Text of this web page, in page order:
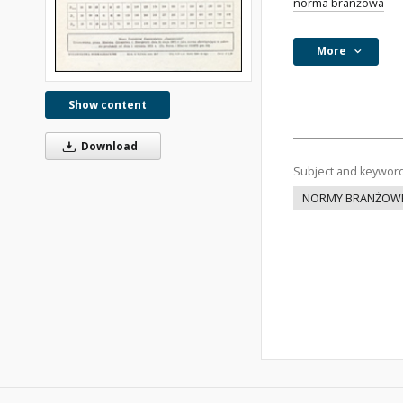
Show content
Download
norma branżowa
More
Subject and
NORMY